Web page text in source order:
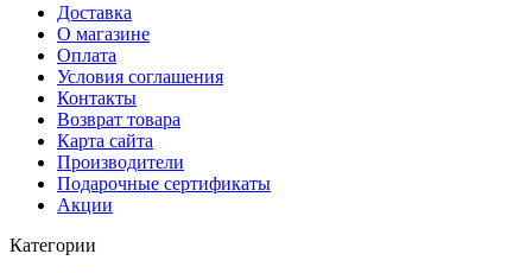
Доставка
О магазине
Оплата
Условия соглашения
Контакты
Возврат товара
Карта сайта
Производители
Подарочные сертификаты
Акции
Категории